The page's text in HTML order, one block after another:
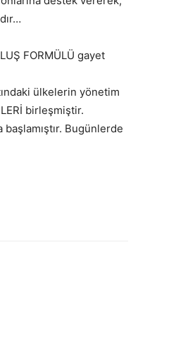
FORMÜLÜ gayet
ülkelerin yönetim
birleşmiştir.
başlamıştır. Bugünlerde